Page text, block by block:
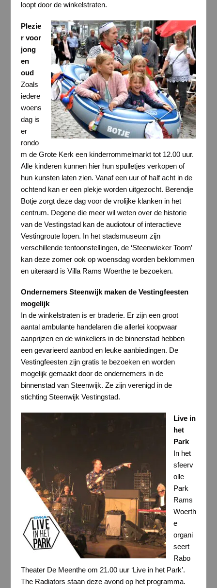
loopt door de winkelstraten.
Plezie
r voor
jong
en
oud
Zoals
iedere
woens
dag is
er
rondo
m de Grote Kerk een kinderrommelmarkt tot 12.00 uur.
Alle kinderen kunnen hier hun spulletjes verkopen of
hun kunsten laten zien. Vanaf een uur of half acht in de
ochtend kan er een plekje worden uitgezocht. Berendje
Botje zorgt deze dag voor de vrolijke klanken in het
centrum. Degene die meer wil weten over de historie
van de Vestingstad kan de audiotour of interactieve
Vestingroute lopen. In het stadsmuseum zijn
verschillende tentoonstellingen, de ‘Steenwieker Toorn’
kan deze zomer ook op woensdag worden beklommen
en uiteraard is Villa Rams Woerthe te bezoeken.
Ondernemers Steenwijk maken de Vestingfeesten
mogelijk
In de winkelstraten is er braderie. Er zijn een groot
aantal ambulante handelaren die allerlei koopwaar
aanprijzen en de winkeliers in de binnenstad hebben
een gevarieerd aanbod en leuke aanbiedingen. De
Vestingfeesten zijn gratis te bezoeken en worden
mogelijk gemaakt door de ondernemers in de
binnenstad van Steenwijk. Ze zijn verenigd in de
stichting Steenwijk Vestingstad.
Live in
het
Park
In het
sfeerv
olle
Park
Rams
Woerth
e
organi
seert
Rabo
Theater De Meenthe om 21.00 uur ‘Live in het Park’.
The Radiators staan deze avond op het programma.